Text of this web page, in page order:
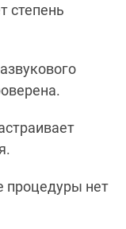
степень
процедуры нет